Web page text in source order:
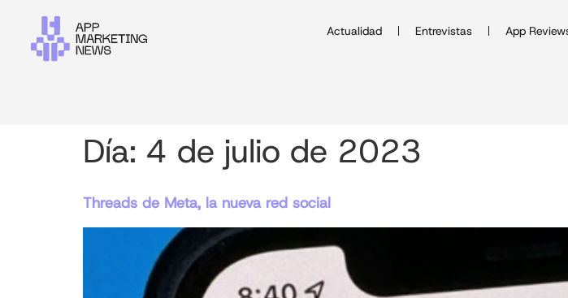
Actualidad Entrevistas App
Día: 4 de julio de 2023
Threads de Meta, la nueva red social